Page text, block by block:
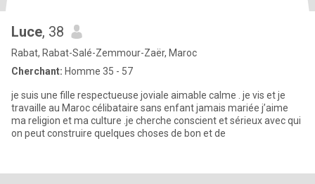
Luce, 38
Rabat, Rabat-Salé-Zemmour-Zaër, Maroc
Cherchant: Homme 35 - 57
je suis une fille respectueuse joviale aimable calme . je vis et je
travaille au Maroc célibataire sans enfant jamais mariée j’aime
ma religion et ma culture .je cherche conscient et sérieux avec qui
on peut construire quelques choses de bon et de